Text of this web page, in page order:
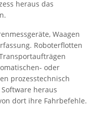
heraus das
Waagen
Roboterflotten
oder
prozesstechnisch
heraus
dort ihre Fahrbefehle.